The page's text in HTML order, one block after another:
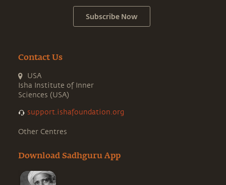
Subscribe Now
Contact Us
USA
Isha Institute of Inner
Sciences (USA)
support.ishafoundation.org
Other Centres
Download Sadhguru App